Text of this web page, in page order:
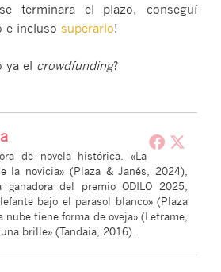
terminara el plazo, conseguí
e incluso superarlo!
ya el crowdfunding?
de novela histórica. «La
la novicia» (Plaza & Janés, 2024),
ganadora del premio ODILO 2025,
bajo el parasol blanco» (Plaza
nube tiene forma de oveja» (Letrame,
brille» (Tandaia, 2016) .